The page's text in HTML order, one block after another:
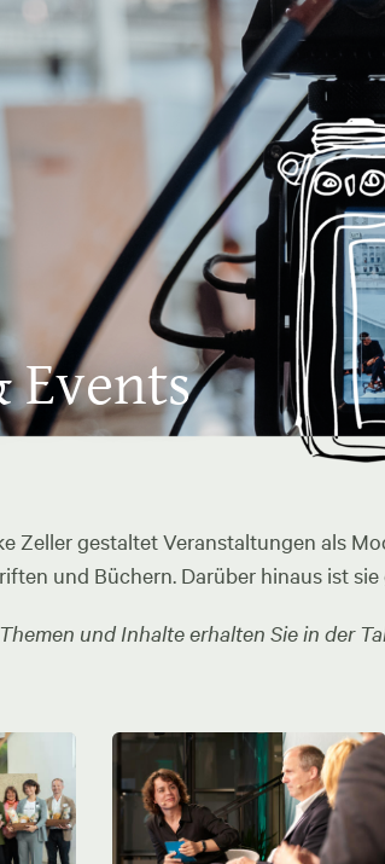
Events
Zeller gestaltet Veranstaltungen als
und Büchern. Darüber hinaus ist
und Inhalte erhalten Sie in der